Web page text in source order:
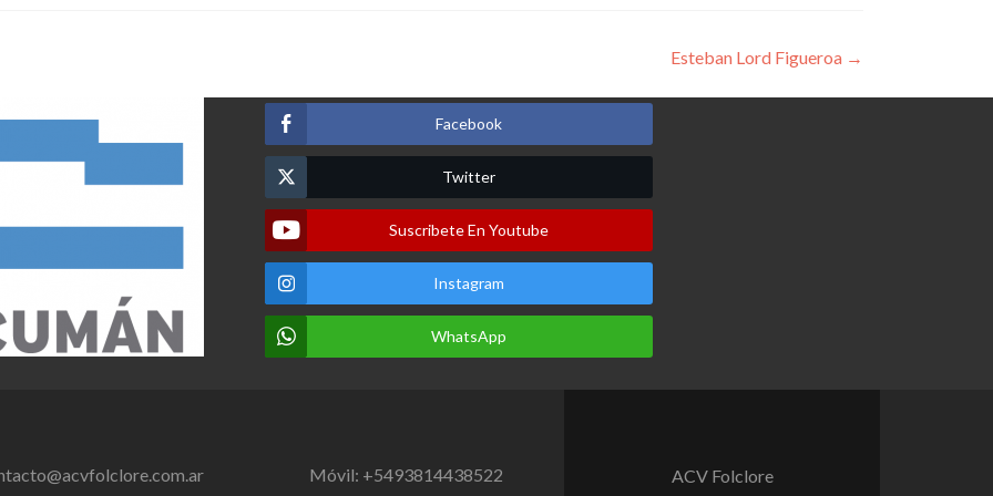
Esteban Lord Figueroa →
Facebook
Twitter
Suscribete En Youtube
Instagram
WhatsApp
Móvil: +5493814438522 ACV Folclore